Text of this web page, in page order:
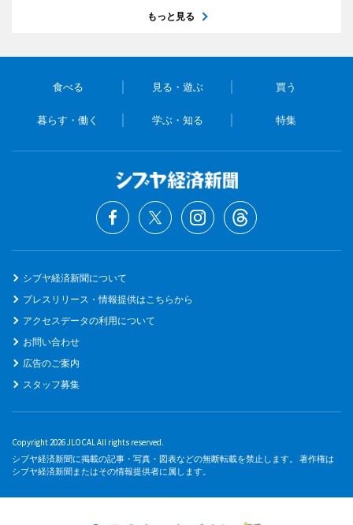
もっと見る
食べる 見る・遊ぶ 買う
暮らす・働く 学ぶ・知る 特集
シブヤ経済新聞について
プレスリリース・情報提供はこちらから
アクセスデータの利用について
お問い合わせ
広告のご案内
スタッフ募集
Copyright 2026 JLOCAL All rights reserved.
シブヤ経済新聞に掲載の記事・写真・図表などの無断転載を禁止します。 著作権は
シブヤ経済新聞またはその情報提供者に属します。